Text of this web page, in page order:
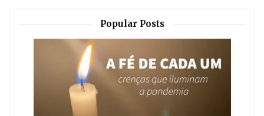
Popular Posts